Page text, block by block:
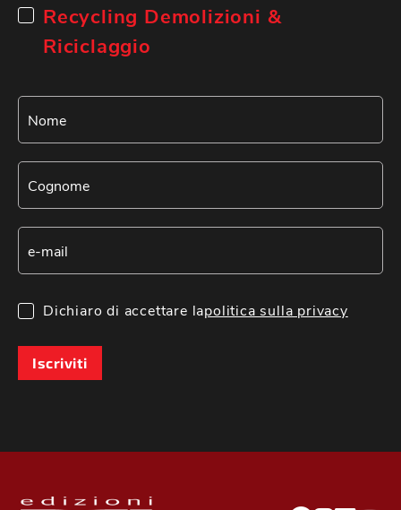
Recycling Demolizioni &
Riciclaggio
Dichiaro di accettare lapolitica sulla privacy
Iscriviti